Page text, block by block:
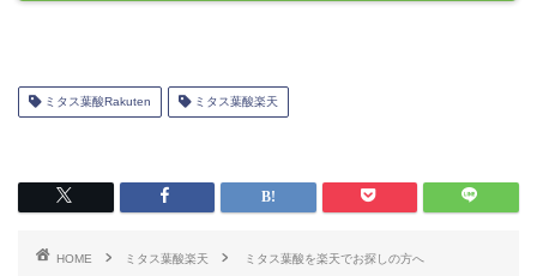
ミタス葉酸Rakuten ミタス葉酸楽天
HOME ミタス葉酸楽天 ミタス葉酸を楽天でお探しの方へ